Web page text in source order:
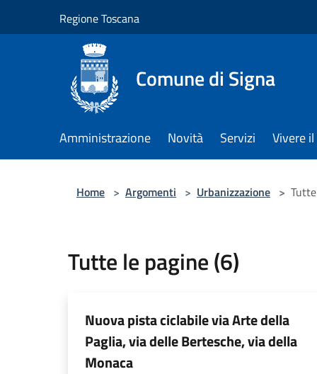
Regione Toscana
Comune di Signa
Amministrazione Novità Servizi Vivere
Home > Argomenti > Urbanizzazione >
Tutte le pagine (6)
Nuova pista ciclabile via Arte della
Paglia, via delle Bertesche, via della
Monaca